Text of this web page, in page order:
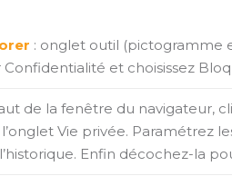
: onglet outil (pictogramme
et choisissez
de la fenêtre du navigateur,
Vie privée. Paramétrez
Enfin décochez-la